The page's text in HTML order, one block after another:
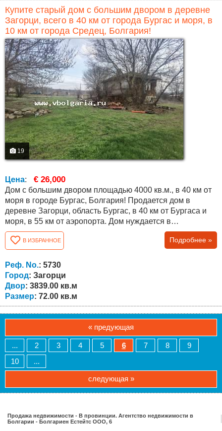
Купите старый дом с большим двором в деревне
Загорци, всего в 40 км от города Бургас и моря, в
10 км от города Средец, Болгария!
19
Цена: € 26,000
Дом с большим двором площадью 4000 кв.м., в 40 км от
моря в городе Бургас, Болгария! Продается дом в
деревне Загорци, область Бургас, в 40 км от Бургаса и
моря, в 55 км от аэропорта. Дом нуждается в
капитальном ремонте. Общая площадь дома составляет
72 кв.м., распределены между двумя этажами по две
комнаты на каждом. В доме есть электричество, вода,
интернет, колодец, который был отремонтирован два
года назад. Участок огорожен новым...
В ИЗБРАННОЕ Подробнее »
Реф. No.: 5730
Город: Загорци
Двор: 3839.00 кв.м
Размер: 72.00 кв.м
« предующая
... 2 3 4 5 6 7 8
9
10
...
следующая »
Продажа недвижимости - В провинции. Агентство недвижимости в
Болгарии - Болгариен Естейтс ООО, 6